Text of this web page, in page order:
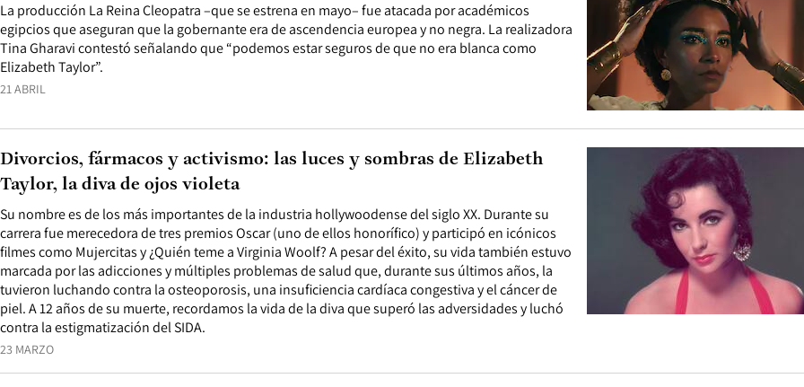
21 ABRIL
La producción La Reina Cleopatra –que se estrena en mayo– fue atacada por académicos
egipcios que aseguran que la gobernante era de ascendencia europea y no negra. La realizadora
Tina Gharavi contestó señalando que “podemos estar seguros de que no era blanca como
Elizabeth Taylor”.
23 MARZO
Su nombre es de los más importantes de la industria hollywoodense del siglo XX. Durante su
carrera fue merecedora de tres premios Oscar (uno de ellos honorífico) y participó en icónicos
filmes como Mujercitas y ¿Quién teme a Virginia Woolf? A pesar del éxito, su vida también estuvo
marcada por las adicciones y múltiples problemas de salud que, durante sus últimos años, la
tuvieron luchando contra la osteoporosis, una insuficiencia cardíaca congestiva y el cáncer de
piel. A 12 años de su muerte, recordamos la vida de la diva que superó las adversidades y luchó
contra la estigmatización del SIDA.
Divorcios, fármacos y activismo: las luces y sombras de Elizabeth
Taylor, la diva de ojos violeta